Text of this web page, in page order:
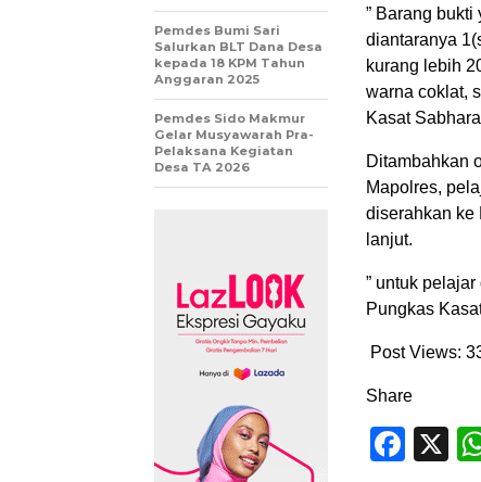
” Barang
diantaranya
kurang lebih
warna coklat,
Kasat
Ditambahkan
Mapolres,
diserahkan ke
lanjut.
” untuk
Pungkas
Post Views:
Share
X
Pemdes Bumi Sari
Salurkan BLT Dana Desa
kepada 18 KPM Tahun
Anggaran 2025
Pemdes Sido Makmur
Gelar Musyawarah Pra-
Pelaksana Kegiatan
Desa TA 2026